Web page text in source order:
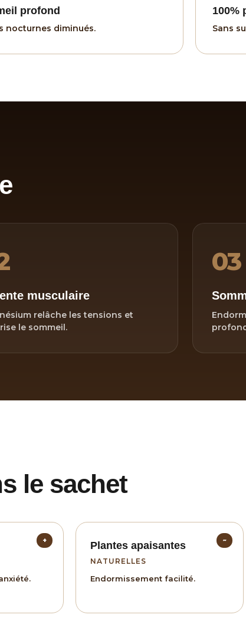
profond
nocturnes diminués.
100%
Sans
musculaire
relâche les tensions et
le sommeil.
03
le sachet
+ ~
Plantes apaisantes
NATURELLES
Endormissement facilité.